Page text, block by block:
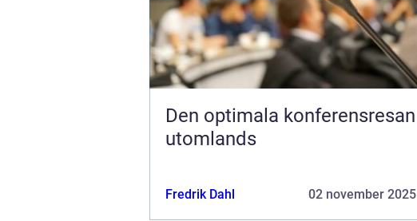
Den optimala konferensresan
utomlands
Fredrik Dahl 02 november 2025